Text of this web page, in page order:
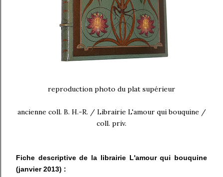
reproduction photo du plat supérieur
ancienne coll. B. H.-R. / Librairie L'amour qui bouquine /
coll. priv.
Fiche descriptive de la librairie L'amour qui bouquine
(janvier 2013) :